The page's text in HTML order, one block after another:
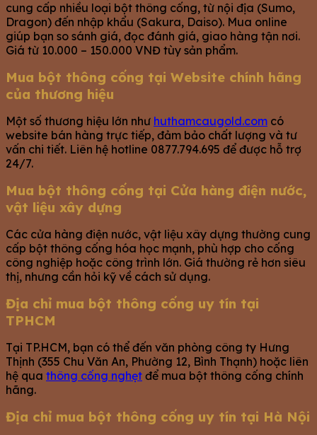
cung cấp nhiều loại bột thông cống, từ nội địa (Sumo,
Dragon) đến nhập khẩu (Sakura, Daiso). Mua online
giúp bạn so sánh giá, đọc đánh giá, giao hàng tận nơi.
Giá từ 10.000 – 150.000 VNĐ tùy sản phẩm.
Mua bột thông cống tại Website chính hãng
của thương hiệu
Một số thương hiệu lớn như huthamcaugold.com có
website bán hàng trực tiếp, đảm bảo chất lượng và tư
vấn chi tiết. Liên hệ hotline 0877.794.695 để được hỗ trợ
24/7.
Mua bột thông cống tại Cửa hàng điện nước,
vật liệu xây dựng
Các cửa hàng điện nước, vật liệu xây dựng thường cung
cấp bột thông cống hóa học mạnh, phù hợp cho cống
công nghiệp hoặc công trình lớn. Giá thường rẻ hơn siêu
thị, nhưng cần hỏi kỹ về cách sử dụng.
Địa chỉ mua bột thông cống uy tín tại
TPHCM
Tại TP.HCM, bạn có thể đến văn phòng công ty Hưng
Thịnh (355 Chu Văn An, Phường 12, Bình Thạnh) hoặc liên
hệ qua thông cống nghẹt để mua bột thông cống chính
hãng.
Địa chỉ mua bột thông cống uy tín tại Hà Nội